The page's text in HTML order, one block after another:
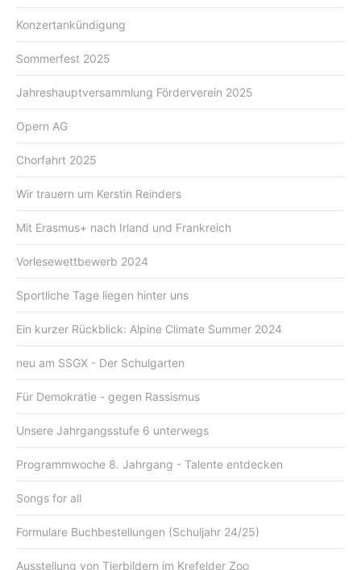
Konzertankündigung
Sommerfest 2025
Jahreshauptversammlung Förderverein 2025
Opern AG
Chorfahrt 2025
Wir trauern um Kerstin Reinders
Mit Erasmus+ nach Irland und Frankreich
Vorlesewettbewerb 2024
Sportliche Tage liegen hinter uns
Ein kurzer Rückblick: Alpine Climate Summer 2024
neu am SSGX - Der Schulgarten
Für Demokratie - gegen Rassismus
Unsere Jahrgangsstufe 6 unterwegs
Programmwoche 8. Jahrgang - Talente entdecken
Songs for all
Formulare Buchbestellungen (Schuljahr 24/25)
Ausstellung von Tierbildern im Krefelder Zoo